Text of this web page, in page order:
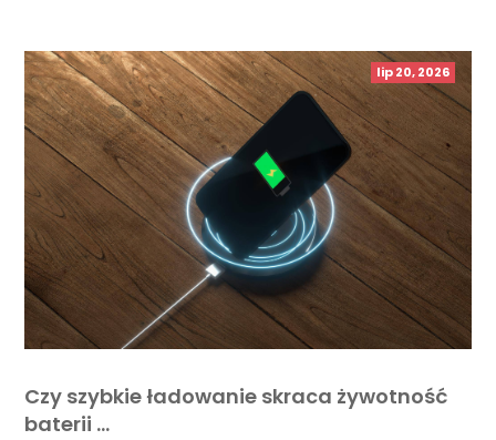
lip 20, 2026
Czy szybkie ładowanie skraca żywotność
baterii …